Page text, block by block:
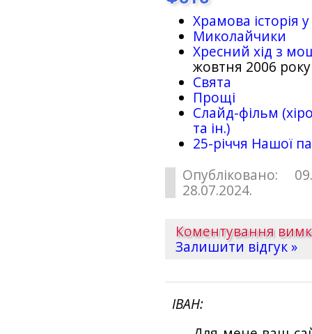
Храмова історія
Миколайчики
Хресний хід з
жовтня 2006 року
Свята
Прощі
Слайд-фільм
та ін.)
25-рiччя Нашої
Опубліковано:
28.07.2024.
Коментування
Залишити відгук »
ІВАН